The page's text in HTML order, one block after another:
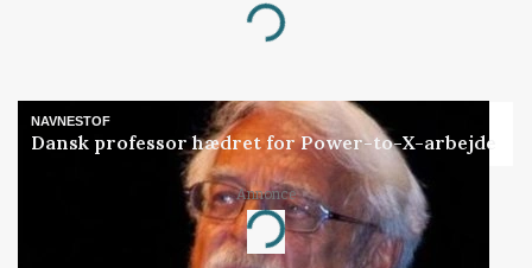
Loading...
NAVNESTOF
Dansk professor hædret for Power-to-X-arbejde
Annonce
Loading...